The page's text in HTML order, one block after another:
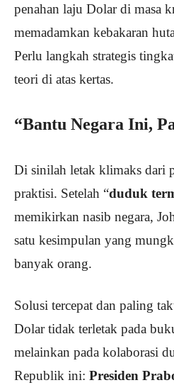
penahan laju Dolar di masa
memadamkan kebakaran
Perlu langkah strategis
teori di atas kertas.
“Bantu Negara Ini,
Di sinilah letak klimaks dari
praktisi. Setelah “duduk
memikirkan nasib negara,
satu kesimpulan yang
banyak orang.
Solusi tercepat dan paling
Dolar tidak terletak pada
melainkan pada kolaborasi
Republik ini: Presiden